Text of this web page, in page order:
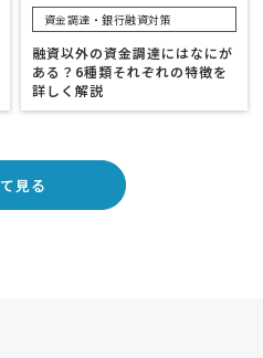
資金調達・銀行融資対策
融資以外の資金調達にはなにが
ある？6種類それぞれの特徴を
詳しく解説
見る